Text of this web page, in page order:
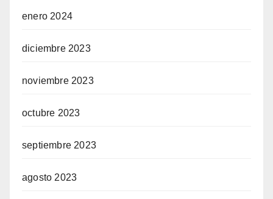
enero 2024
diciembre 2023
noviembre 2023
octubre 2023
septiembre 2023
agosto 2023